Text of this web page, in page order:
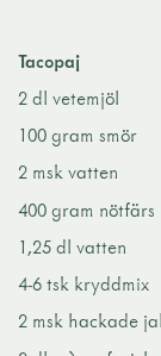
Tacopaj
2 dl vetemjöl
100 gram smör
2 msk vatten
400 gram nötfärs
1,25 dl vatten
4-6 tsk kryddmix
2 msk hackade